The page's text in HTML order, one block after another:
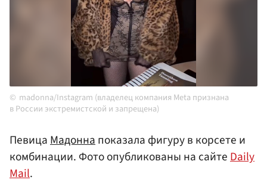
madonna/Instagram (владелец компания Meta признана
в России экстремистской и запрещена)
ПевицаМадоннапоказала фигуру в корсете и
комбинации. Фото опубликованы на сайтеDaily
Mail.